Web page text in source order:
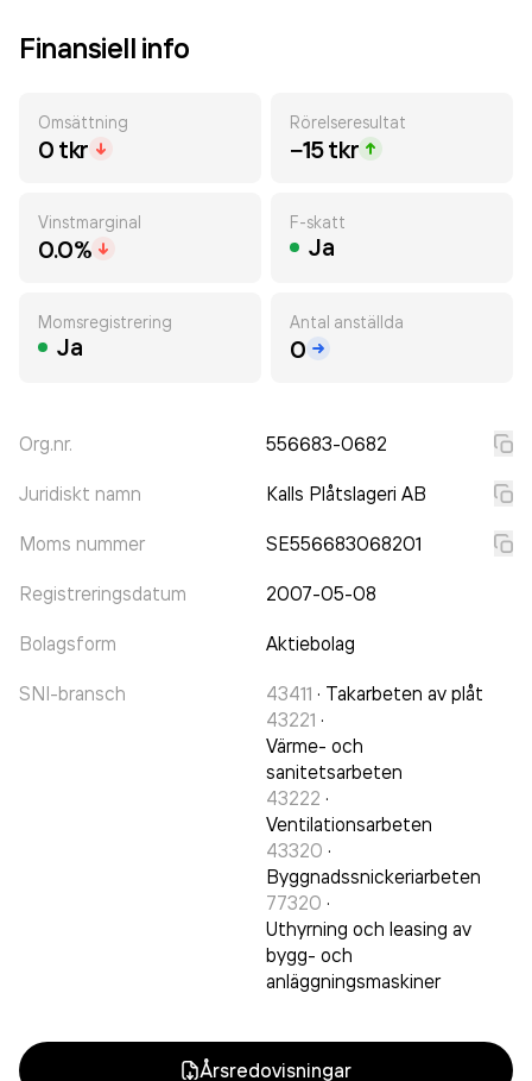
Finansiell info
Omsättning
0 tkr
Rörelseresultat
−15 tkr
Vinstmarginal
0.0%
F-skatt
Ja
Momsregistrering
Ja
Antal anställda
0
Org.nr. 556683-0682
Juridiskt namn Kalls Plåtslageri AB
Moms nummer SE556683068201
Registreringsdatum 2007-05-08
Bolagsform Aktiebolag
SNI-bransch 43411 · Takarbeten av plåt
43221 ·
Värme- och
sanitetsarbeten
43222 ·
Ventilationsarbeten
43320 ·
Byggnadssnickeriarbeten
77320 ·
Uthyrning och leasing av
bygg- och
anläggningsmaskiner
Årsredovisningar